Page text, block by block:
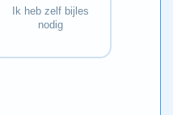
Ik heb zelf bijles
nodig